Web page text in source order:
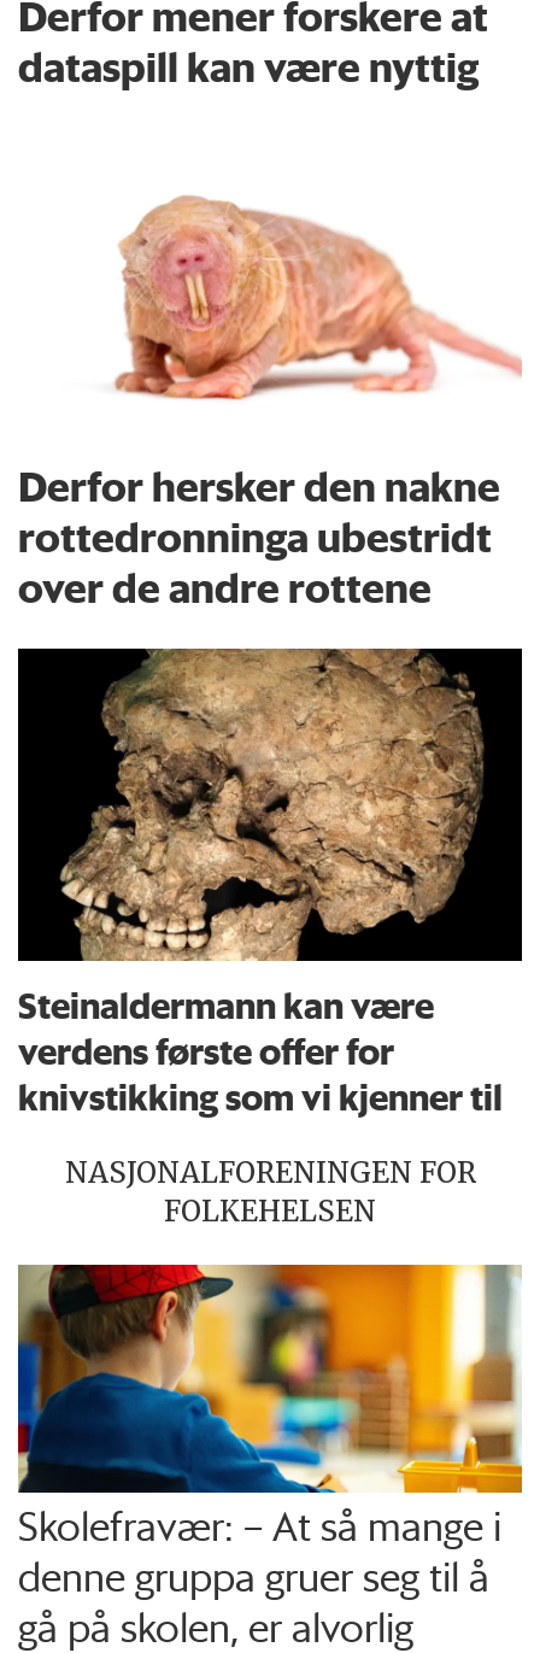
Derfor mener forskere at
dataspill kan være nyttig
Derfor hersker den nakne
rottedronninga ubestridt
over de andre rottene
Steinaldermann kan være
verdens første offer for
knivstikking som vi kjenner til
NASJONALFORENINGEN FOR
FOLKEHELSEN
Skolefravær: – At så mange i
denne gruppa gruer seg til å
gå på skolen, er alvorlig